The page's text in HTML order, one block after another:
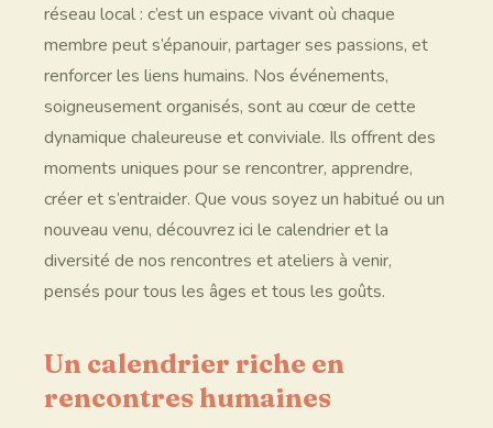
réseau local : c’est un espace vivant où chaque
membre peut s’épanouir, partager ses passions, et
renforcer les liens humains. Nos événements,
soigneusement organisés, sont au cœur de cette
dynamique chaleureuse et conviviale. Ils offrent des
moments uniques pour se rencontrer, apprendre,
créer et s’entraider. Que vous soyez un habitué ou un
nouveau venu, découvrez ici le calendrier et la
diversité de nos rencontres et ateliers à venir,
pensés pour tous les âges et tous les goûts.
Un calendrier riche en
rencontres humaines